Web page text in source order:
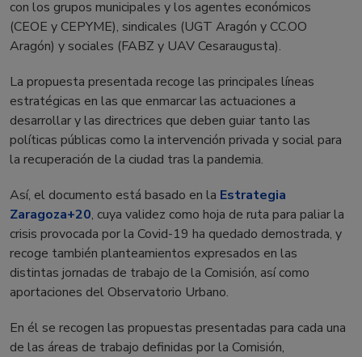
con los grupos municipales y los agentes económicos
(CEOE y CEPYME), sindicales (UGT Aragón y CC.OO
Aragón) y sociales (FABZ y UAV Cesaraugusta).
La propuesta presentada recoge las principales líneas
estratégicas en las que enmarcar las actuaciones a
desarrollar y las directrices que deben guiar tanto las
políticas públicas como la intervención privada y social para
la recuperación de la ciudad tras la pandemia.
Así, el documento está basado en la Estrategia
Zaragoza+20, cuya validez como hoja de ruta para paliar la
crisis provocada por la Covid-19 ha quedado demostrada, y
recoge también planteamientos expresados en las
distintas jornadas de trabajo de la Comisión, así como
aportaciones del Observatorio Urbano.
En él se recogen las propuestas presentadas para cada una
de las áreas de trabajo definidas por la Comisión,